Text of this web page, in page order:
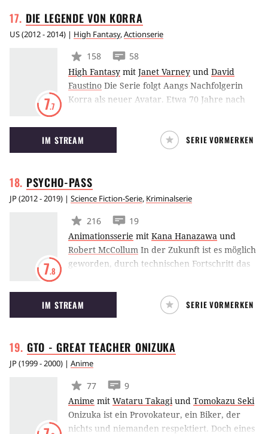
DIE LEGENDE VON KORRA
US(2012 - 2014) | High Fantasy,Actionserie
7.7
158
58
High Fantasy mit Janet Varney und David
Faustino Die Serie folgt Aangs Nachfolgerin
Korra als neuer Avatar. Etwa 70 Jahre nach
Elemente” haben die vier Nationen unter
Aangs Federführung aus ehemaligen
Feuernations-Kolonien im Erdkönigreich die
deren Hauptstadt Republic City die Serie
spielt.
IM STREAM SERIE VORMERKEN
PSYCHO-PASS
JP(2012 - 2019) | Science Fiction-Serie, Kriminalserie
7.8
216
19
Animationsserie mit Kana Hanazawa und
Robert McCollum In der Zukunft ist es möglich
geworden, durch technischen Fortschritt das
zu sehen. Die Psyche eines Menschen kann
durch das Sibyl-System durchleuchtet werden.
Das Ergebnis wird farblich und in Zahlen
kann überall und jederzeit gescannt werden
kann. Je nach Farbe der Zahlen, kann
gefährlich ist oder nicht.
IM STREAM SERIE VORMERKEN
GTO - GREAT TEACHER ONIZUKA
JP(1999 - 2000) | Anime
77
9
Anime mit Wataru Takagiund Tomokazu Seki
Onizuka ist ein Provokateur, ein Biker, der
nichts und niemanden respektiert. Doch eines